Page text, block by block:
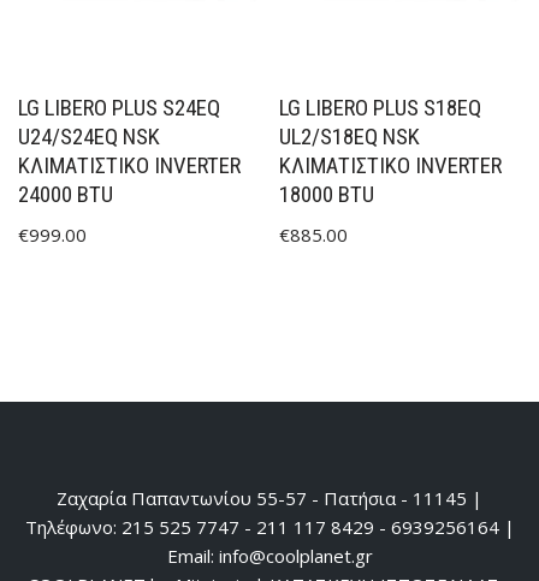
LG LIBERO PLUS S24EQ
U24/S24EQ NSK
ΚΛΙΜΑΤΙΣΤΙΚΌ INVERTER
24000 BTU
€999.00
LG LIBERO PLUS S18EQ
UL2/S18EQ NSK
ΚΛΙΜΑΤΙΣΤΙΚΌ INVERTER
18000 BTU
€885.00
Ζαχαρία Παπαντωνίου 55-57 - Πατήσια - 11145 |
Τηλέφωνο: 215 525 7747 - 211 117 8429 - 6939256164 |
Email: info@coolplanet.gr